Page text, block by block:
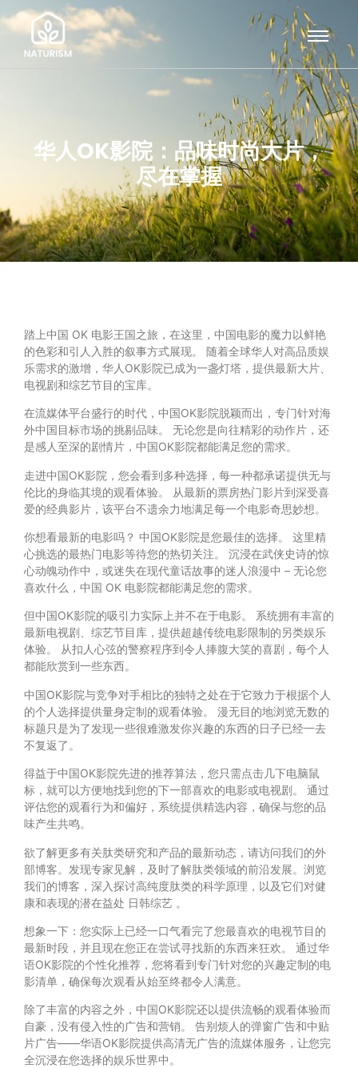
华人OK影院：品味时尚大片，
尽在掌握
踏上中国 OK 电影王国之旅，在这里，中国电影的魔力以鲜艳
的色彩和引人入胜的叙事方式展现。 随着全球华人对高品质娱
乐需求的激增，华人OK影院已成为一盏灯塔，提供最新大片、
电视剧和综艺节目的宝库。
在流媒体平台盛行的时代，中国OK影院脱颖而出，专门针对海
外中国目标市场的挑剔品味。 无论您是向往精彩的动作片，还
是感人至深的剧情片，中国OK影院都能满足您的需求。
走进中国OK影院，您会看到多种选择，每一种都承诺提供无与
伦比的身临其境的观看体验。 从最新的票房热门影片到深受喜
爱的经典影片，该平台不遗余力地满足每一个电影奇思妙想。
你想看最新的电影吗？ 中国OK影院是您最佳的选择。 这里精
心挑选的最热门电影等待您的热切关注。 沉浸在武侠史诗的惊
心动魄动作中，或迷失在现代童话故事的迷人浪漫中 – 无论您
喜欢什么，中国 OK 电影院都能满足您的需求。
但中国OK影院的吸引力实际上并不在于电影。 系统拥有丰富的
最新电视剧、综艺节目库，提供超越传统电影限制的另类娱乐
体验。 从扣人心弦的警察程序到令人捧腹大笑的喜剧，每个人
都能欣赏到一些东西。
中国OK影院与竞争对手相比的独特之处在于它致力于根据个人
的个人选择提供量身定制的观看体验。 漫无目的地浏览无数的
标题只是为了发现一些很难激发你兴趣的东西的日子已经一去
不复返了。
得益于中国OK影院先进的推荐算法，您只需点击几下电脑鼠
标，就可以方便地找到您的下一部喜欢的电影或电视剧。 通过
评估您的观看行为和偏好，系统提供精选内容，确保与您的品
味产生共鸣。
欲了解更多有关肽类研究和产品的最新动态，请访问我们的外
部博客。发现专家见解，及时了解肽类领域的前沿发展。浏览
我们的博客，深入探讨高纯度肽类的科学原理，以及它们对健
康和表现的潜在益处 日韩综艺 。
想象一下：您实际上已经一口气看完了您最喜欢的电视节目的
最新时段，并且现在您正在尝试寻找新的东西来狂欢。 通过华
语OK影院的个性化推荐，您将看到专门针对您的兴趣定制的电
影清单，确保每次观看从始至终都令人满意。
除了丰富的内容之外，中国OK影院还以提供流畅的观看体验而
自豪，没有侵入性的广告和营销。 告别烦人的弹窗广告和中贴
片广告——华语OK影院提供高清无广告的流媒体服务，让您完
全沉浸在您选择的娱乐世界中。